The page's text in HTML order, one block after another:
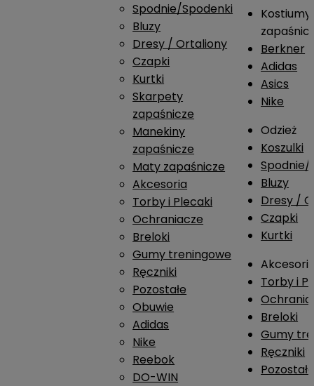
Spodnie/Spodenki
Bluzy
Dresy / Ortaliony
Czapki
Kurtki
Skarpety
zapaśnicze
Manekiny
zapaśnicze
Maty zapaśnicze
Akcesoria
Torby i Plecaki
Ochraniacze
Breloki
Gumy treningowe
Ręczniki
Pozostałe
Obuwie
Adidas
Nike
Reebok
DO-WIN
Kostiumy
Berkner
Adidas
Asics
Nike
Odzież
Koszulki
Spodnie/
Bluzy
Dresy /
Czapki
Kurtki
Torby i
Breloki
Gumy
Ręczniki